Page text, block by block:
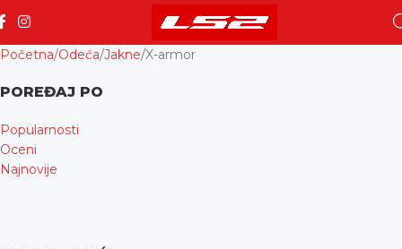
Početna Odeća Jakne X-armor
POREĐAJ PO
Popularnosti
Oceni
Najnovije